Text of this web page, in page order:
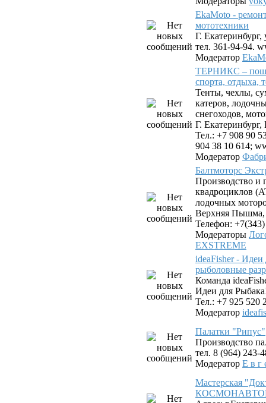
EkaMoto -
мототехники
Г.
тел. 361-94-94.
Модератор
ТЕРНИКС –
спорта, отдыха,
Тенты, чехлы,
катеров,
снегоходов,
Г.
Тел.: +7 908 90
904 38 10 614;
Модератор
Балтмоторс
Производство и
квадроциклов
лодочных
Верхняя Пышма,
Телефон:
Модераторы
EXSTREME
ideaFisher -
рыболовные
Команда
Идеи для
Тел.: +7 925 520
Модератор
Палатки "Рипус"
Производство
тел. 8 (964) 243-
Модератор Е в г
Мастерская
КОСМОНАВТОВ.